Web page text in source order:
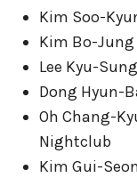
Kim Soo-
Kim Bo-Jung
Lee Kyu-
Dong Hyun-
Oh Chang-
Nightclub
Kim Gui-